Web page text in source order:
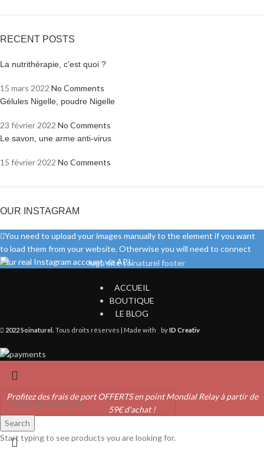
RECENT POSTS
La nutrithérapie, c’est quoi ?
15 mars 2022 No Comments
Gélules Nigelle, poudre Nigelle
23 février 2022 No Comments
Le savon, une arme anti-virus
15 février 2022 No Comments
OUR INSTAGRAM
You need to upload your images manually to the element if you want
to load them from your website. Otherwise you will need to connect
your real Instagram account via API.
ACCUEIL
BOUTIQUE
LE BLOG
2022 Soinaturel. Tous droits réservés | Made with byID Creativ
Search
Start typing to see products you are looking for.
Profitez des frais de port OFFERTS en point Mondial Relay à partir de
59€ d'achat !